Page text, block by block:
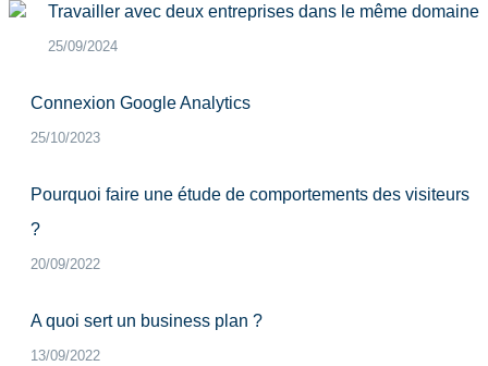
Travailler avec deux entreprises dans le même domaine
25/09/2024
Connexion Google Analytics
25/10/2023
Pourquoi faire une étude de comportements des visiteurs
?
20/09/2022
A quoi sert un business plan ?
13/09/2022